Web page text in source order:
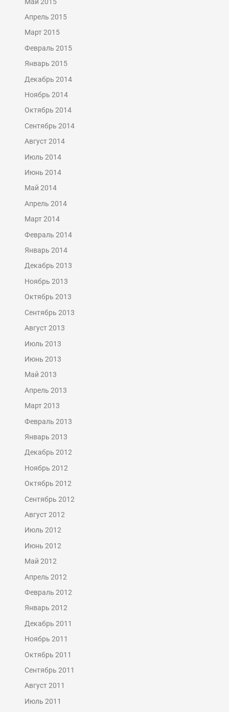
Апрель 2015
Март 2015
Февраль 2015
Январь 2015
Декабрь 2014
Ноябрь 2014
Октябрь 2014
Сентябрь 2014
Август 2014
Июль 2014
Июнь 2014
Май 2014
Апрель 2014
Март 2014
Февраль 2014
Январь 2014
Декабрь 2013
Ноябрь 2013
Октябрь 2013
Сентябрь 2013
Август 2013
Июль 2013
Июнь 2013
Май 2013
Апрель 2013
Март 2013
Февраль 2013
Январь 2013
Декабрь 2012
Ноябрь 2012
Октябрь 2012
Сентябрь 2012
Август 2012
Июль 2012
Июнь 2012
Май 2012
Апрель 2012
Февраль 2012
Январь 2012
Декабрь 2011
Ноябрь 2011
Октябрь 2011
Сентябрь 2011
Август 2011
Июль 2011